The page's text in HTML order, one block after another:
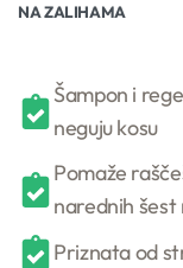
NA ZALIHAMA
Šampon i
neguju kosu
Pomaže
narednih šest
Priznata od